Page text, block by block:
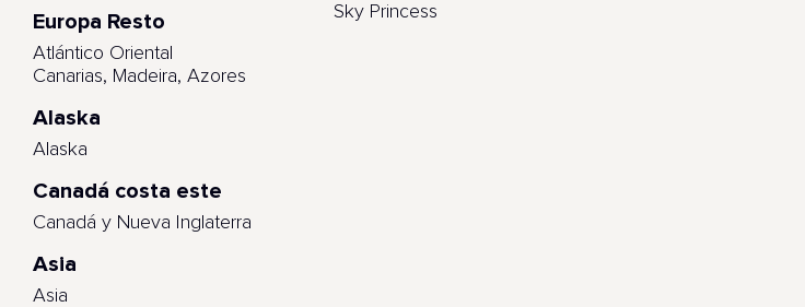
Europa Resto
Atlántico Oriental
Canarias, Madeira, Azores
Alaska
Alaska
Canadá costa este
Canadá y Nueva Inglaterra
Asia
Asia
Sky Princess